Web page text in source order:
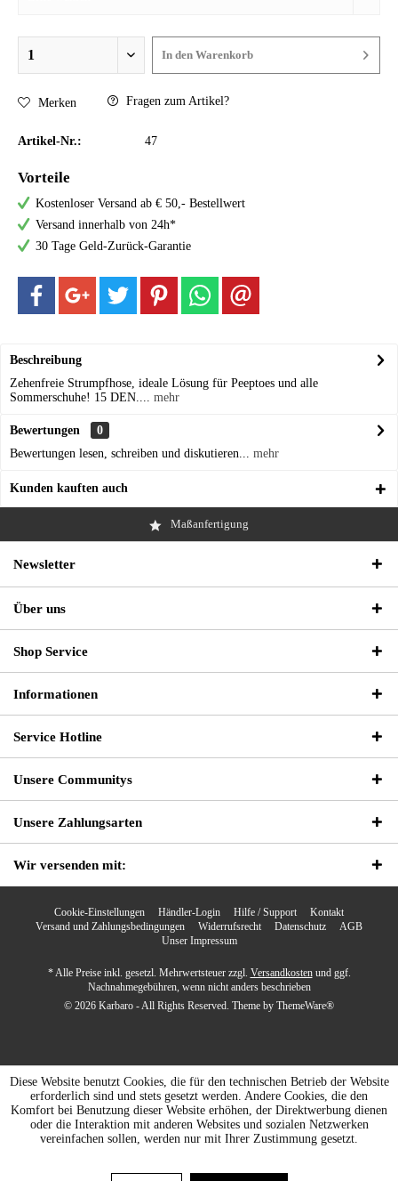
In den Warenkorb
Merken Fragen zum Artikel?
Artikel-Nr.: 47
Vorteile
Kostenloser Versand ab € 50,- Bestellwert
Versand innerhalb von 24h*
30 Tage Geld-Zurück-Garantie
Beschreibung
Zehenfreie Strumpfhose, ideale Lösung für Peeptoes und alle
Sommerschuhe! 15 DEN.... mehr
Bewertungen
0
Bewertungen lesen, schreiben und diskutieren... mehr
Kunden kauften auch
Maßanfertigung
Newsletter
Über uns
Shop Service
Informationen
Service Hotline
Unsere Communitys
Unsere Zahlungsarten
Wir versenden mit:
Cookie-Einstellungen Händler-Login Hilfe / Support
Kontakt
Versand und Zahlungsbedingungen
Widerrufsrecht Datenschutz
AGB
Unser Impressum
* Alle Preise inkl. gesetzl. Mehrwertsteuer zzgl. Versandkostenund ggf.
Nachnahmegebühren, wenn nicht anders beschrieben
© 2026 Karbaro - All Rights Reserved. Theme by ThemeWare®
Diese Website benutzt Cookies, die für den technischen Betrieb der Website
erforderlich sind und stets gesetzt werden. Andere Cookies, die den
Komfort bei Benutzung dieser Website erhöhen, der Direktwerbung dienen
oder die Interaktion mit anderen Websites und sozialen Netzwerken
vereinfachen sollen, werden nur mit Ihrer Zustimmung gesetzt.